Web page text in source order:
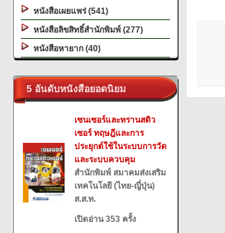
หนังสือเผยแพร่ (541)
หนังสือลิขสิทธิ์สำนักพิมพ์ (277)
หนังสือหายาก (40)
5 อันดับหนังสือยอดนิยม
เซนเซอร์และทรานสดิว
เซอร์ ทฤษฎีและการ
ประยุกต์ใช้ในระบบการวัด
และระบบควบคุม
สำนักพิมพ์ สมาคมส่งเสริม
เทคโนโลยี (ไทย-ญี่ปุ่น)
ส.ส.ท.
เปิดอ่าน 353 ครั้ง